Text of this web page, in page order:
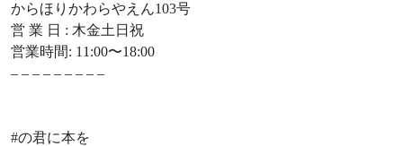
からほりかわらやえん103号
営 業 日 : 木金土日祝
営業時間: 11:00〜18:00
– – – – – – – – –
#の君に本を